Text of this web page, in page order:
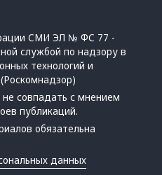
СМИ ЭЛ № ФС 77 -
службой по надзору в
технологий и
совпадать с мнением
публикаций.
обязательна
данных